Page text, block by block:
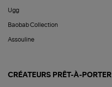
Ugg
Baobab Collection
Assouline
CRÉATEURS PRÊT-À-PORTER